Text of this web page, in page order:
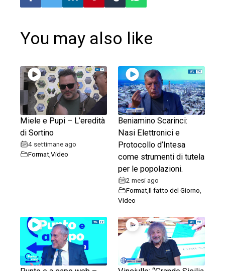
You may also like
Miele e Pupi – L’eredità
di Sortino
4 settimane ago
FormatVideo
Beniamino Scarinci:
Nasi Elettronici e
Protocollo d’Intesa
come strumenti di tutela
per le popolazioni.
2 mesi ago
Format,Il fatto del Giorno
Video